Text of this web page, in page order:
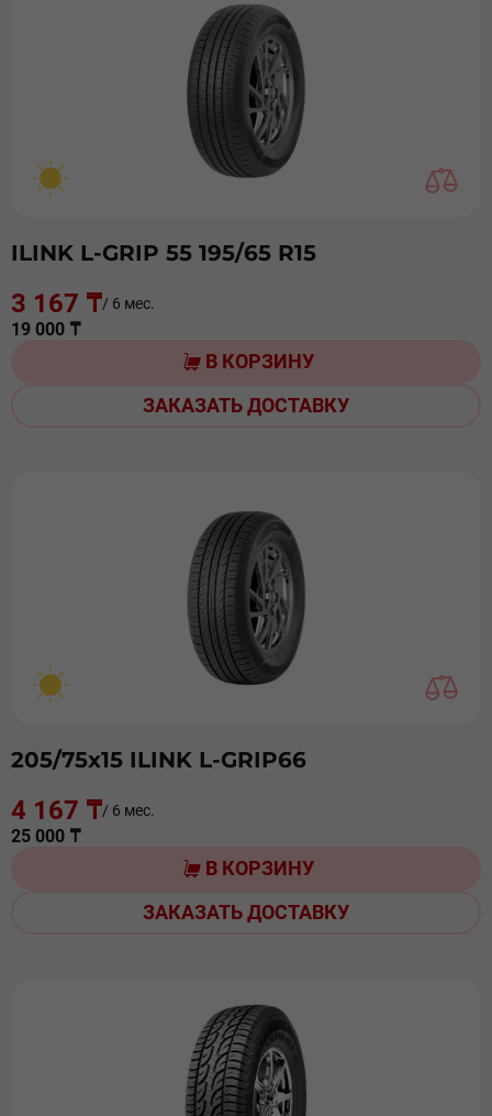
ILINK L-GRIP 55 195/65 R15
3 167 ₸/ 6 мес.
19 000 ₸
В КОРЗИНУ
ЗАКАЗАТЬ ДОСТАВКУ
205/75х15 ILINK L-GRIP66
4 167 ₸/ 6 мес.
25 000 ₸
В КОРЗИНУ
ЗАКАЗАТЬ ДОСТАВКУ